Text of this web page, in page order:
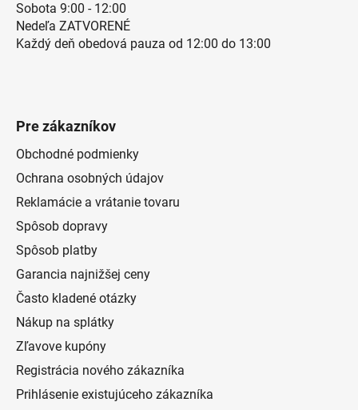
Sobota 9:00 - 12:00
Nedeľa ZATVORENÉ
Každý deň obedová pauza od 12:00 do 13:00
Pre zákazníkov
Obchodné podmienky
Ochrana osobných údajov
Reklamácie a vrátanie tovaru
Spôsob dopravy
Spôsob platby
Garancia najnižšej ceny
Často kladené otázky
Nákup na splátky
Zľavove kupóny
Registrácia nového zákazníka
Prihlásenie existujúceho zákazníka